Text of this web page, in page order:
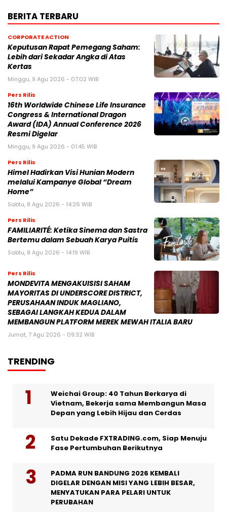
BERITA TERBARU
CORPORATE ACTION
Keputusan Rapat Pemegang Saham:
Lebih dari Sekadar Angka di Atas
Kertas
Minggu, 9 Agu 2026 - 07:02 WIB
Pers Rilis
16th Worldwide Chinese Life Insurance
Congress & International Dragon
Award (IDA) Annual Conference 2026
Resmi Digelar
Minggu, 9 Agu 2026 - 01:45 WIB
Pers Rilis
Himel Hadirkan Visi Hunian Modern
melalui Kampanye Global “Dream
Home”
Sabtu, 8 Agu 2026 - 14:26 WIB
Pers Rilis
FAMILIARITÉ: Ketika Sinema dan Sastra
Bertemu dalam Sebuah Karya Puitis
Sabtu, 8 Agu 2026 - 14:19 WIB
Pers Rilis
MONDEVITA MENGAKUISISI SAHAM
MAYORITAS DI UNDERSCORE DISTRICT,
PERUSAHAAN INDUK MAGLIANO,
SEBAGAI LANGKAH KEDUA DALAM
MEMBANGUN PLATFORM MEREK MEWAH ITALIA BARU
Jumat, 7 Agu 2026 - 09:32 WIB
TRENDING
Weichai Group: 40 Tahun Berkarya di
Vietnam, Bekerja sama Membangun Masa
Depan yang Lebih Hijau dan Cerdas
Satu Dekade FXTRADING.com, Siap Menuju
Fase Pertumbuhan Berikutnya
PADMA RUN BANDUNG 2026 KEMBALI
DIGELAR DENGAN MISI YANG LEBIH BESAR,
MENYATUKAN PARA PELARI UNTUK
PERUBAHAN